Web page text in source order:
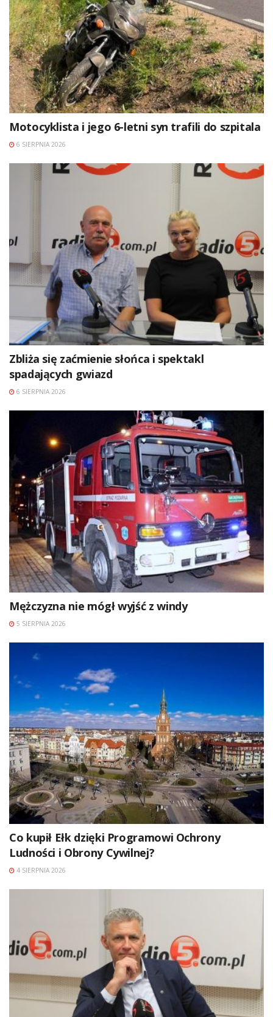
Motocyklista i jego 6-letni syn trafili do szpitala
6 SIERPNIA 2026
Zbliża się zaćmienie słońca i spektakl
spadających gwiazd
6 SIERPNIA 2026
Mężczyzna nie mógł wyjść z windy
5 SIERPNIA 2026
Co kupił Ełk dzięki Programowi Ochrony
Ludności i Obrony Cywilnej?
4 SIERPNIA 2026